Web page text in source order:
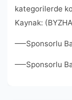
kategorilerde
Kaynak:
—–Sponsorlu
—–Sponsorlu